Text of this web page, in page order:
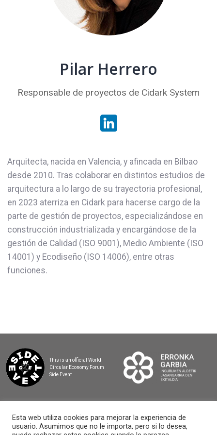
Pilar Herrero
Responsable de proyectos de Cidark System
Arquitecta, nacida en Valencia, y afincada en Bilbao
desde 2010. Tras colaborar en distintos estudios de
arquitectura a lo largo de su trayectoria profesional,
en 2023 aterriza en Cidark para hacerse cargo de la
parte de gestión de proyectos, especializándose en
construcción industrializada y encargándose de la
gestión de Calidad (ISO 9001), Medio Ambiente (ISO
14001) y Ecodiseño (ISO 14006), entre otras
funciones.
This is an official World
Circular Economy Forum
Side Event
Esta web utiliza cookies para mejorar la experiencia de
usuario. Asumimos que no le importa, pero si lo desea,